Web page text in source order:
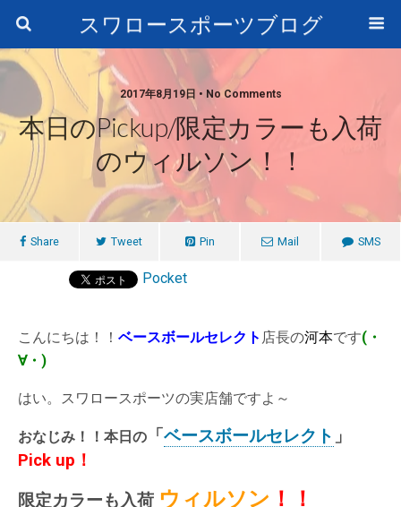
スワロースポーツブログ
2017年8月19日 • No Comments
本日のPickup/限定カラーも入荷
のウィルソン！！
Share Tweet Pin Mail SMS
Pocket
こんにちは！！ ベースボールセレクト 店長の河本です(・
∀・)
はい。スワロースポーツの実店舗ですよ～
おなじみ！！本日の 「 ベースボールセレクト 」
Pick up！
限定カラーも入荷 ウィルソン ！！